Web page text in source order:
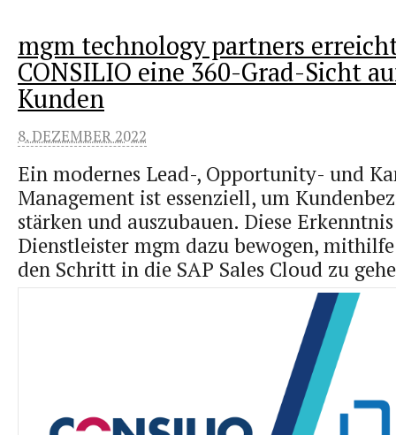
mgm technology partners
CONSILIO eine 360-Grad-Sicht
Kunden
8. DEZEMBER 2022
Ein modernes Lead-, Opportunity- und
Management ist essenziell, um
stärken und auszubauen. Diese
Dienstleister mgm dazu bewogen,
den Schritt in die SAP Sales Cloud zu